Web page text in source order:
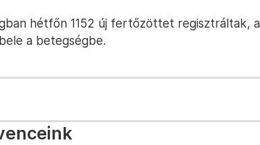
hétfőn 1152 új fertőzöttet regisztráltak,
a betegségbe.